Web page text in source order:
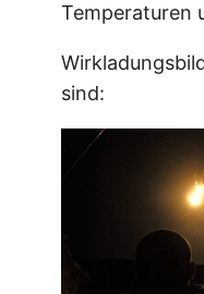
Temperaturen
sind: